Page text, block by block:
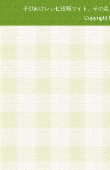
子供向けレシピ投稿サイト、その
Copyright